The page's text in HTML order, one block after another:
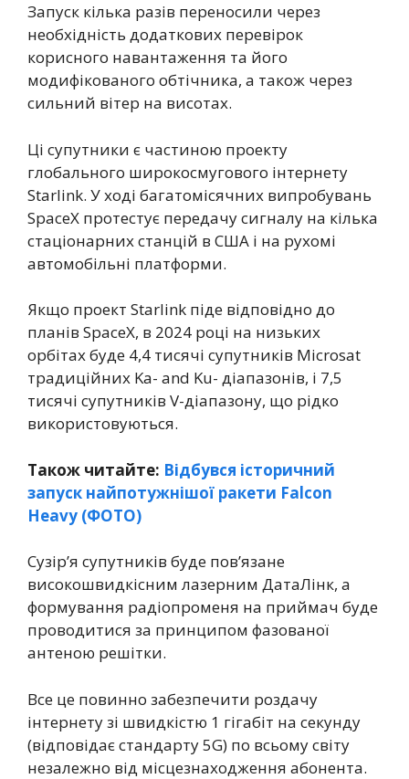
Запуск кілька разів переносили через
необхідність додаткових перевірок
корисного навантаження та його
модифікованого обтічника, а також через
сильний вітер на висотах.
Ці супутники є частиною проекту
глобального широкосмугового інтернету
Starlink. У ході багатомісячних випробувань
SpaceX протестує передачу сигналу на кілька
стаціонарних станцій в США і на рухомі
автомобільні платформи.
Якщо проект Starlink піде відповідно до
планів SpaceX, в 2024 році на низьких
орбітах буде 4,4 тисячі супутників Microsat
традиційних Ka- and Ku- діапазонів, і 7,5
тисячі супутників V-діапазону, що рідко
використовуються.
Також читайте: Відбувся історичний
запуск найпотужнішої ракети Falcon
Heavy (ФОТО)
Сузір’я супутників буде пов’язане
високошвидкісним лазерним ДатаЛінк, а
формування радіопроменя на приймач буде
проводитися за принципом фазованої
антеною решітки.
Все це повинно забезпечити роздачу
інтернету зі швидкістю 1 гігабіт на секунду
(відповідає стандарту 5G) по всьому світу
незалежно від місцезнаходження абонента.